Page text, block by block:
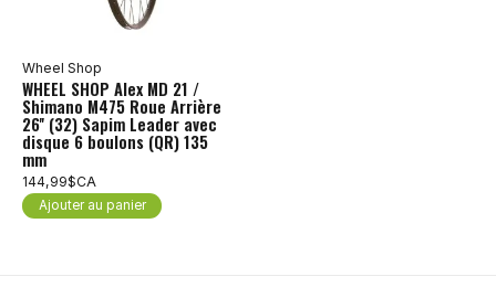
Wheel Shop
WHEEL SHOP Alex MD 21 /
Shimano M475 Roue Arrière
26'' (32) Sapim Leader avec
disque 6 boulons (QR) 135
mm
144,99$CA
Ajouter au panier